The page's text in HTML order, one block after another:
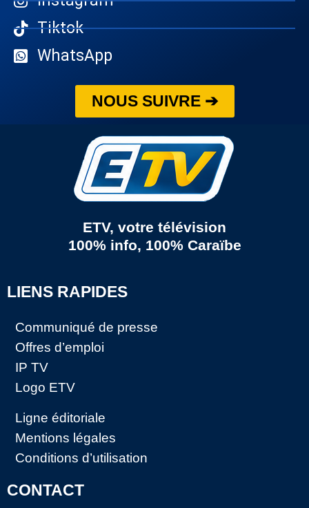
Tiktok
WhatsApp
NOUS SUIVRE ➔
ETV, votre télévision
100% info, 100% Caraïbe
LIENS RAPIDES
Communiqué de presse
Offres d’emploi
IP TV
Logo ETV
Ligne éditoriale
Mentions légales
Conditions d’utilisation
CONTACT